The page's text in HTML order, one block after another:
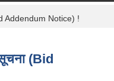
Addendum Notice) !
(Bid